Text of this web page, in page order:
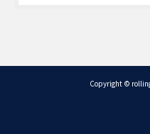
Copyright ©